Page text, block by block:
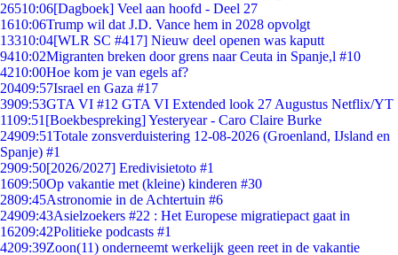
26510:06[Dagboek] Veel aan hoofd - Deel 27
1610:06Trump wil dat J.D. Vance hem in 2028 opvolgt
13310:04[WLR SC #417] Nieuw deel openen was kaputt
9410:02Migranten breken door grens naar Ceuta in Spanje,l #10
4210:00Hoe kom je van egels af?
20409:57Israel en Gaza #17
3909:53GTA VI #12 GTA VI Extended look 27 Augustus Netflix/YT
1109:51 [Boekbespreking] Yesteryear - Caro Claire Burke
24909:51Totale zonsverduistering 12-08-2026 (Groenland, IJsland en
Spanje) #1
2909:50[2026/2027] Eredivisietoto #1
1609:50Op vakantie met (kleine) kinderen #30
2809:45Astronomie in de Achtertuin #6
24909:43Asielzoekers #22 : Het Europese migratiepact gaat in
16209:42Politieke podcasts #1
4209:39Zoon(11) onderneemt werkelijk geen reet in de vakantie